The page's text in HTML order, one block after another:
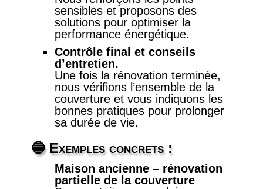
sensibles et proposons des
solutions pour optimiser la
performance énergétique.
Contrôle final et conseils
d’entretien.
Une fois la rénovation terminée,
nous vérifions l’ensemble de la
couverture et vous indiquons les
bonnes pratiques pour prolonger
sa durée de vie.
🔵 Exemples concrets :
Maison ancienne – rénovation
partielle de la couverture